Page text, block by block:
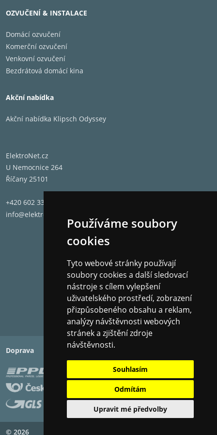
Používáme soubory
cookies
Tyto webové stránky používají
soubory cookies a další sledovací
nástroje s cílem vylepšení
uživatelského prostředí, zobrazení
přizpůsobeného obsahu a reklam,
analýzy návštěvnosti webových
stránek a zjištění zdroje
návštěvnosti.
Souhlasím
Odmítám
Upravit mé předvolby
1045 x 274 x 389 mm (41 9/64 x 10 25/32 x 15 5/16 ")
19,3 kg (42 lb 9 oz)
Prodáno jako
Pár
OZVUČENÍ & INSTALACE
Domácí ozvučení
Komerční ozvučení
Venkovní ozvučení
Bezdrátová domácí kina
Akční nabídka
Akční nabídka Klipsch Odyssey
ElektroNet.cz
U Nemocnice 264
Říčany 25101
+420 602 331 662
info@elektronet.cz
Doprava Platba
© 2026